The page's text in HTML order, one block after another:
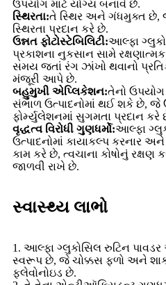
ઉપયોગ માટે યોગ્ય બનાવે છે.
સ્થિરતા:તે સ્થિર અને ગંધમુક્ત છે, જે
સ્થિરતા પ્રદાન કરે છે.
ઉન્નત ફોટોસ્ટેબિલિટી:આલ્ફા
પ્રકાશના નુકસાન સામે
સમય જતાં રંગ ઝાંખો થવાનો
મંજૂરી આપે છે.
બહુમુખી એપ્લિકેશન:તેનો ઉપયોગ
સંભાળ ઉત્પાદનોમાં થઈ શકે છે, જે
ફોર્મ્યુલેશનમાં સુગમતા પ્રદાન કરે
વૃદ્ધત્વ વિરોધી ગુણધર્મો:આલ્ફા
ઉત્પાદનોમાં કાયાકલ્પ કરનાર અને
કામ કરે છે, ત્વચાના કોષોનું
જાળવી રાખે છે.
સ્વાસ્થ્ય લાભો
1. આલ્ફા ગ્લુકોસિલ રુટિન પાવડર
સ્વરૂપ છે, જે ચોક્કસ ફળો અને
ફ્લેવોનોઇડ છે.